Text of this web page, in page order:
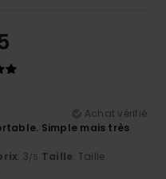
Achat vérifié
Simple mais très
: 3/5 Taille: Taille